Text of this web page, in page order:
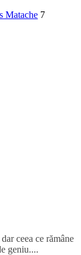
Matache 7
ceea ce rămâne
geniu....